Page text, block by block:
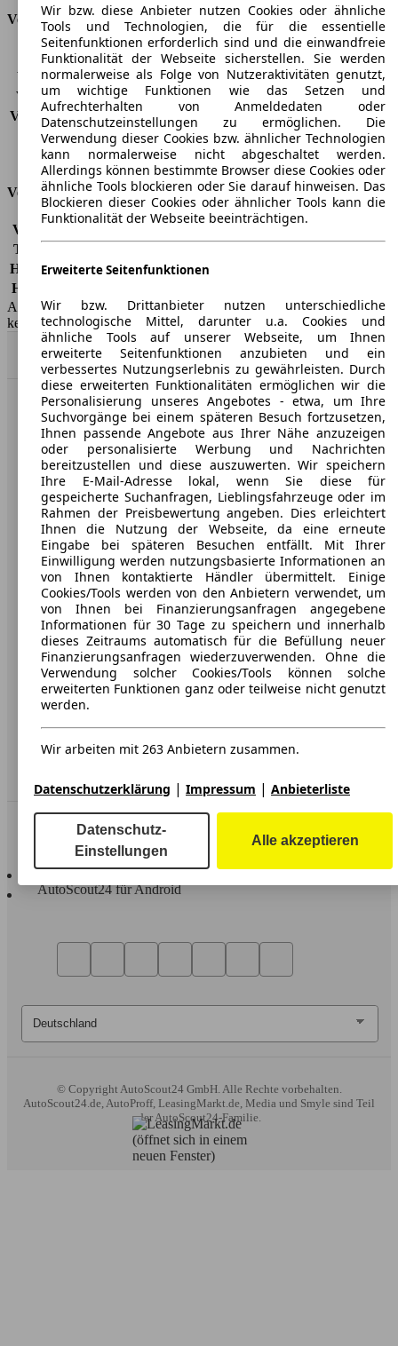
Verbrauch
CO2 Emissionen*
221 g/km (komb.)
Verbrauch (Stadt)
13,8 l/100km
Verbrauch (Land)
6,9 l/100km
Verbrauch (komb.)* 9,4 l/100km
Schadstoffklasse
EU5
Tankinhalt
64 l
Versicherungsklassen
Vollkasko
Teilkasko
Haftpflicht -
HSN/TSN
AutoScout24 GmbH übernimmt für die Richtigkeit der Angaben
keine Gewähr.
Nach Oben
AutoScout24: Europaweit der größte Online-Automarkt.
Unternehmen
Über AutoScout24
Presse
Karriere
Werbung
AGB
Datenschutz
Impressum
Erklärung zur Barrierefreiheit
Service
In Verbindung bleiben
AutoScout24 für iOS
AutoScout24 für Android
© Copyright AutoScout24 GmbH. Alle Rechte vorbehalten.
AutoScout24.de, AutoProff, LeasingMarkt.de, Media und Smyle sind Teil
der AutoScout24-Familie.
Wir bzw. diese Anbieter nutzen Cookies oder ähnliche
Tools und Technologien, die für die essentielle
Seitenfunktionen erforderlich sind und die einwandfreie
Funktionalität der Webseite sicherstellen. Sie werden
normalerweise als Folge von Nutzeraktivitäten genutzt,
um wichtige Funktionen wie das Setzen und
Aufrechterhalten von Anmeldedaten oder
Datenschutzeinstellungen zu ermöglichen. Die
Verwendung dieser Cookies bzw. ähnlicher Technologien
kann normalerweise nicht abgeschaltet werden.
Allerdings können bestimmte Browser diese Cookies oder
ähnliche Tools blockieren oder Sie darauf hinweisen. Das
Blockieren dieser Cookies oder ähnlicher Tools kann die
Funktionalität der Webseite beeinträchtigen.
Erweiterte Seitenfunktionen
Wir bzw. Drittanbieter nutzen unterschiedliche
technologische Mittel, darunter u.a. Cookies und
ähnliche Tools auf unserer Webseite, um Ihnen
erweiterte Seitenfunktionen anzubieten und ein
verbessertes Nutzungserlebnis zu gewährleisten. Durch
diese erweiterten Funktionalitäten ermöglichen wir die
Personalisierung unseres Angebotes - etwa, um Ihre
Suchvorgänge bei einem späteren Besuch fortzusetzen,
Ihnen passende Angebote aus Ihrer Nähe anzuzeigen
oder personalisierte Werbung und Nachrichten
bereitzustellen und diese auszuwerten. Wir speichern
Ihre E-Mail-Adresse lokal, wenn Sie diese für
gespeicherte Suchanfragen, Lieblingsfahrzeuge oder im
Rahmen der Preisbewertung angeben. Dies erleichtert
Ihnen die Nutzung der Webseite, da eine erneute
Eingabe bei späteren Besuchen entfällt. Mit Ihrer
Einwilligung werden nutzungsbasierte Informationen an
von Ihnen kontaktierte Händler übermittelt. Einige
Cookies/Tools werden von den Anbietern verwendet, um
von Ihnen bei Finanzierungsanfragen angegebene
Informationen für 30 Tage zu speichern und innerhalb
dieses Zeitraums automatisch für die Befüllung neuer
Finanzierungsanfragen wiederzuverwenden. Ohne die
Verwendung solcher Cookies/Tools können solche
erweiterten Funktionen ganz oder teilweise nicht genutzt
werden.
Wir arbeiten mit 263 Anbietern zusammen.
Datenschutzerklärung | Impressum | Anbieterliste
Datenschutz-
Einstellungen
Alle akzeptieren